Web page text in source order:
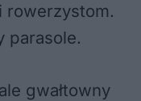
rowerzystom.
parasole.
gwałtowny